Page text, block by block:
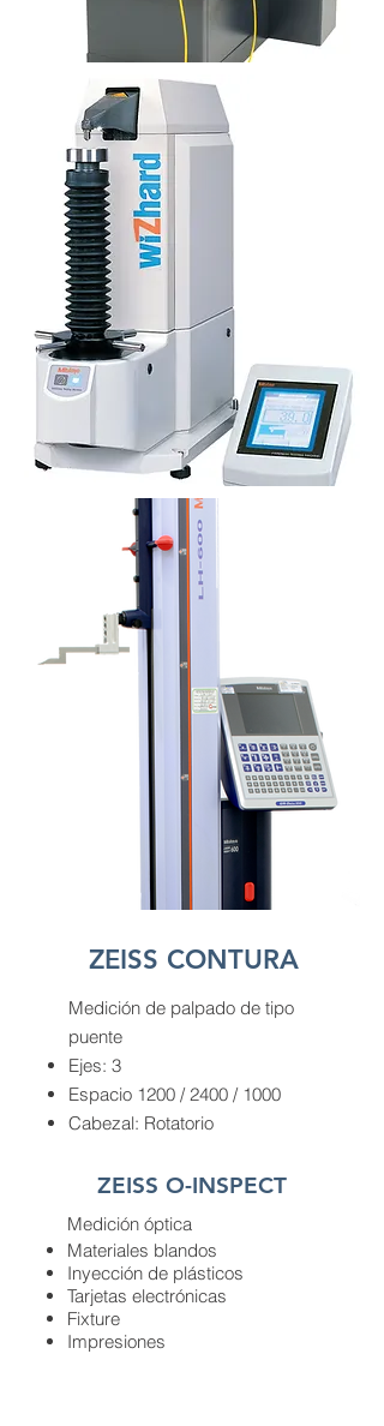
ZEISS CONTURA
Medición de palpado de tipo
puente
Ejes: 3
Espacio 1200 / 2400 / 1000
Cabezal: Rotatorio
ZEISS O-INSPECT
Medición óptica
Materiales blandos
Inyección de plásticos
Tarjetas electrónicas
Fixture
Impresiones